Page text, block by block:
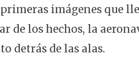
imágenes que
de los hechos, la
detrás de las alas.